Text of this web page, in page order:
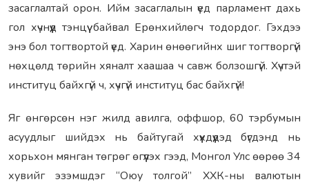
засаглалтай орон. Ийм засаглалын үед парламент дахь
гол хүчнүүд тэнцүү байвал Ерөнхийлөгч тодордог. Гэхдээ
энэ бол тогтвортой үед. Харин өнөөгийнх шиг тогтворгүй
нөхцөлд төрийн хяналт хаашаа ч савж болзошгүй. Хүчтэй
институц байхгүй ч, хүчгүй институц бас байхгүй!
Яг өнгөрсөн нэг жилд авилга, оффшор, 60 тэрбумын
асуудлыг шийдэх нь байтугай хүүхдүүдэд бүгдэнд нь
хорьхон мянган төгрөг өгүүлэх гээд, Монгол Улс өөрөө 34
хувийг эзэмшдэг “Оюу толгой” ХХК-ны валютын